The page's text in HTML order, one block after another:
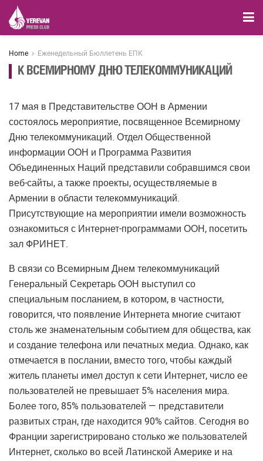
Home Еженедельный Бюллетень ЕПК
К ВСЕМИРНОМУ ДНЮ ТЕЛЕКОММУНИКАЦИЙ
17 мая в Представительстве ООН в Армении
состоялось мероприятие, посвященное Всемирному
Дню телекоммуникаций. Отдел Общественной
информации ООН и Программа Развития
Объединенных Наций представили собравшимся свои
веб-сайты, а также проекты, осуществляемые в
Армении в области телекоммуникаций.
Присутствующие на мероприятии имели возможность
ознакомиться с Интернет-программами ООН, посетить
зал ФРИНЕТ.
В связи со Всемирным Днем телекоммуникаций
Генеральный Секретарь ООН выступил со
специальным посланием, в котором, в частности,
говорится, что появление Интернета многие считают
столь же знаменательным событием для общества, как
и создание телефона или печатных медиа. Однако, как
отмечается в послании, вместо того, чтобы каждый
житель планеты имел доступ к сети Интернет, число ее
пользователей не превышает 5% населения мира.
Более того, 85% пользователей — представители
развитых стран, где находится 90% сайтов. Сегодня во
Франции зарегистрировано столько же пользователей
Интернет, сколько во всей Латинской Америке и на